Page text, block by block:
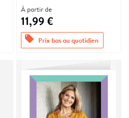
À partir de
11,99 €
offers Prix bas au quotidien